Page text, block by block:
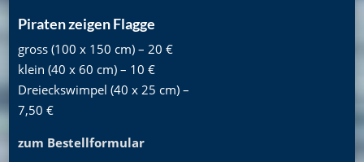
Piraten zeigen Flagge
gross (100 x 150 cm) – 20 €
klein (40 x 60 cm) – 10 €
Dreieckswimpel (40 x 25 cm) –
7,50 €
zum Bestellformular